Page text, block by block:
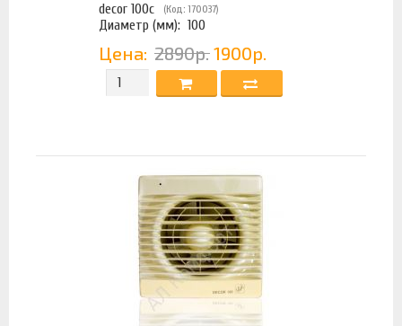
decor 100c (Код: 170037)
Диаметр (мм):100
Цена:2890р. 1900р.